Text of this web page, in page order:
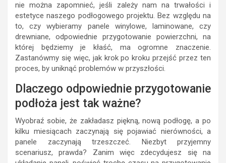
nie można zapomnieć, jeśli zależy nam na trwałości i
estetyce naszego podłogowego projektu. Bez względu na
to, czy wybieramy panele winylowe, laminowane, czy
drewniane, odpowiednie przygotowanie powierzchni, na
której będziemy je kłaść, ma ogromne znaczenie.
Zastanówmy się więc, jak krok po kroku przejść przez ten
proces, by uniknąć problemów w przyszłości.
Dlaczego odpowiednie przygotowanie
podłoża jest tak ważne?
Wyobraź sobie, że zakładasz piękną, nową podłogę, a po
kilku miesiącach zaczynają się pojawiać nierówności, a
panele zaczynają trzeszczeć. Niezbyt przyjemny
scenariusz, prawda? Zanim więc zdecydujesz się na